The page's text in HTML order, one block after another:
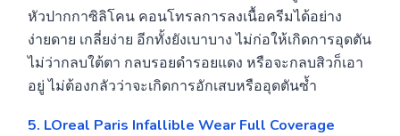
หัวปากกาซิลิโคน คอนโทรลการลงเนื้อครีมได้อย่าง
ง่ายดาย เกลี่ยง่าย อีกทั้งยังเบาบาง ไม่ก่อให้เกิดการอุดตัน
ไม่ว่ากลบใต้ตา กลบรอยดำรอยแดง หรือจะกลบสิวก็เอา
อยู่ ไม่ต้องกลัวว่าจะเกิดการอักเสบหรืออุดตันซ้ำ
5. LOreal Paris Infallible Wear Full Coverage